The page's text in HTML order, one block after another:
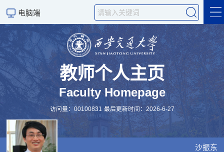
电脑端
个人主页
论文著作
课题组成员
西安交大—成兴国投无序
新材料实验室
教师个人主页
Faculty Homepage
访问量：00100831 最后更新时间：2026-6-27
沙振东